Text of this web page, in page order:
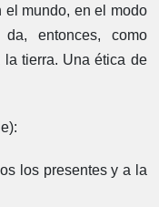
el mundo, en el modo
entonces, como
tierra. Una ética de
los presentes y a la